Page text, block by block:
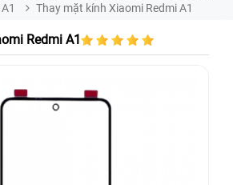
Thay mặt kính Xiaomi Redmi A1
Redmi A1